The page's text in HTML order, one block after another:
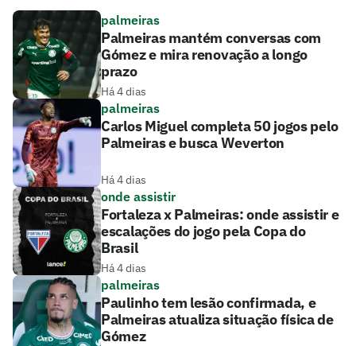
palmeiras
Palmeiras mantém conversas com
Gómez e mira renovação a longo
prazo
Há 4 dias
palmeiras
Carlos Miguel completa 50 jogos pelo
Palmeiras e busca Weverton
Há 4 dias
onde assistir
Fortaleza x Palmeiras: onde assistir e
escalações do jogo pela Copa do
Brasil
Há 4 dias
palmeiras
Paulinho tem lesão confirmada, e
Palmeiras atualiza situação física de
Gómez